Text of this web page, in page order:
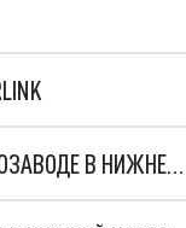
ПРОИЗВОДСТВО КРАНОВЫХ УСТАНОВОК И СПЕЦТЕХНИКИ ПОСТРОЯТ НА АВТОЗАВОДЕ В НИЖНЕМ НОВГОРОДЕ